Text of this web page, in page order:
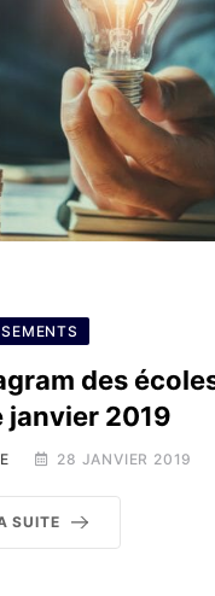
des
janvier 2019
28 JANVIER 2019
SUITE